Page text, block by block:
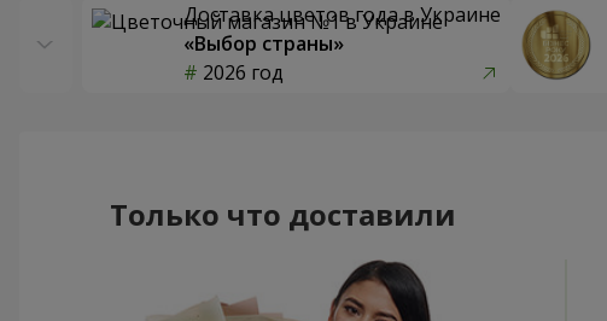
Доставка цветов года в Украине
«Выбор страны»
2026 год
Только что доставили